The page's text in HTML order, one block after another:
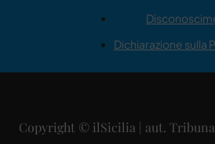
Dichiarazione sulla
Copyright © ilSicilia | aut.